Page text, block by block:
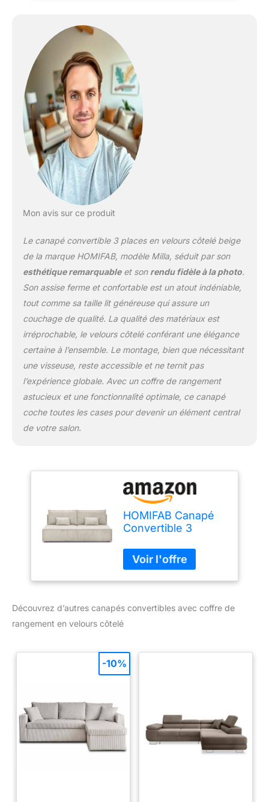
Mon avis sur ce produit
Le canapé convertible 3 places en velours côtelé beige
de la marque HOMIFAB, modèle Milla, séduit par son
esthétique remarquableet son rendu fidèle à la photo.
Son assise ferme et confortable est un atout indéniable,
tout comme sa taille lit généreuse qui assure un
couchage de qualité. La qualité des matériaux est
irréprochable, le velours côtelé conférant une élégance
certaine à l’ensemble. Le montage, bien que nécessitant
une visseuse, reste accessible et ne ternit pas
l’expérience globale. Avec un coffre de rangement
astucieux et une fonctionnalité optimale, ce canapé
coche toutes les cases pour devenir un élément central
de votre salon.
HOMIFAB Canapé
Convertible 3
de Rangement en
Velours côtelé
Beige - Milla
Découvrez d’autres canapés convertibles avec coffre de
rangement en velours côtelé
-10%